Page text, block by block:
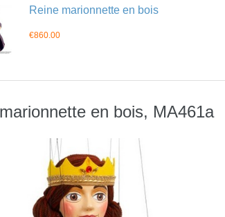
Reine marionnette en bois
€860.00
en bois, MA461a